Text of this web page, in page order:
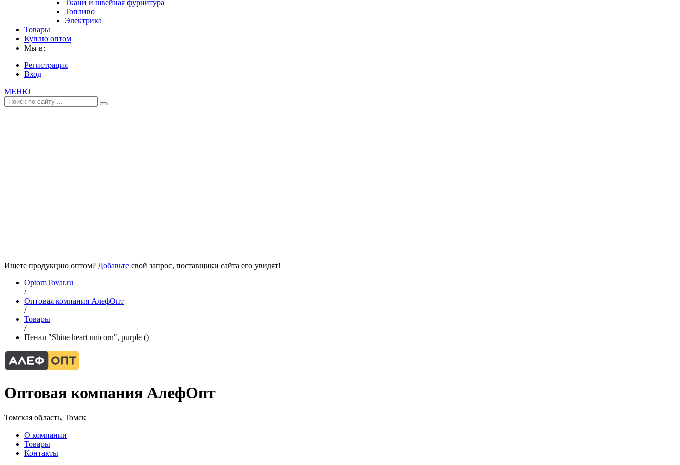
Ткани и швейная фурнитура
Топливо
Электрика
Товары
Куплю оптом
Мы в:
Регистрация
Вход
МЕНЮ
Ищете продукцию оптом? Добавьте свой запрос, поставщики сайта его увидят!
OptomTovar.ru
/
Оптовая компания АлефОпт
/
Товары
/
Пенал "Shine heart unicorn", purple ()
Оптовая компания АлефОпт
Томская область, Томск
О компании
Товары
Контакты